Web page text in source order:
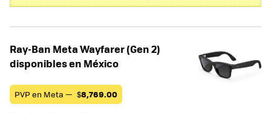
Ray-Ban Meta Wayfarer (Gen 2)
disponibles en México
PVP en Meta — $8,769.00